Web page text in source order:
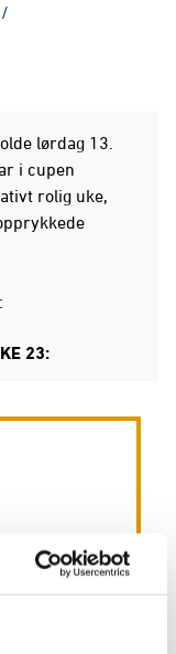
/
lørdag 13.
i cupen
rolig uke,
23:
og
stadion!